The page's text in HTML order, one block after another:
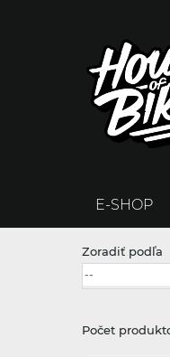
E-SHOP
Zoradiť podľa
--
Počet